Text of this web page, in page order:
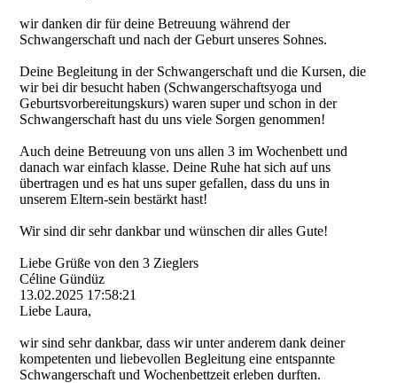
wir danken dir für deine Betreuung während der
Schwangerschaft und nach der Geburt unseres Sohnes.
Deine Begleitung in der Schwangerschaft und die Kursen, die
wir bei dir besucht haben (Schwangerschaftsyoga und
Geburtsvorbereitungskur­s)­ waren super und schon in der
Schwangerschaft hast du uns viele Sorgen genommen!
Auch deine Betreuung von uns allen 3 im Wochenbett und
danach war einfach klasse. Deine Ruhe hat sich auf uns
übertragen und es hat uns super gefallen, dass du uns in
unserem Eltern-sein bestärkt hast!
Wir sind dir sehr dankbar und wünschen dir alles Gute!
Liebe Grüße von den 3 Zieglers
Céline Gündüz
13.02.2025 17:58:21
Liebe Laura,
wir sind sehr dankbar, dass wir unter anderem dank deiner
kompetenten und liebevollen Begleitung eine entspannte
Schwangerschaft und Wochenbettzeit erleben durften.